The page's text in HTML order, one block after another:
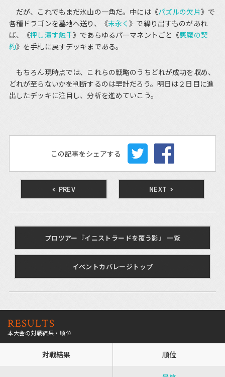
だが、これでもまだ氷山の一角だ。中には《パズルの欠片》で
各種ドラゴンを墓地へ送り、《末永く》で繰り出すものがあれ
ば、《押し潰す触手》であらゆるパーマネントごと《悪魔の契
約》を手札に戻すデッキまである。
もちろん現時点では、これらの戦略のうちどれが成功を収め、
どれが至らないかを判断するのは早計だろう。明日は２日目に進
出したデッキに注目し、分析を進めていこう。
この記事をシェアする
PREV NEXT
プロツアー『イニストラードを覆う影』 一覧
イベントカバレージトップ
RESULTS
本大会の対戦結果・順位
対戦結果 順位